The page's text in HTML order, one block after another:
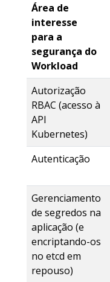
Área de
interesse
para a
segurança do
Workload
Autorização
RBAC (acesso à
API
Kubernetes)
Autenticação
Gerenciamento
de segredos na
aplicação (e
encriptando-os
no etcd em
repouso)